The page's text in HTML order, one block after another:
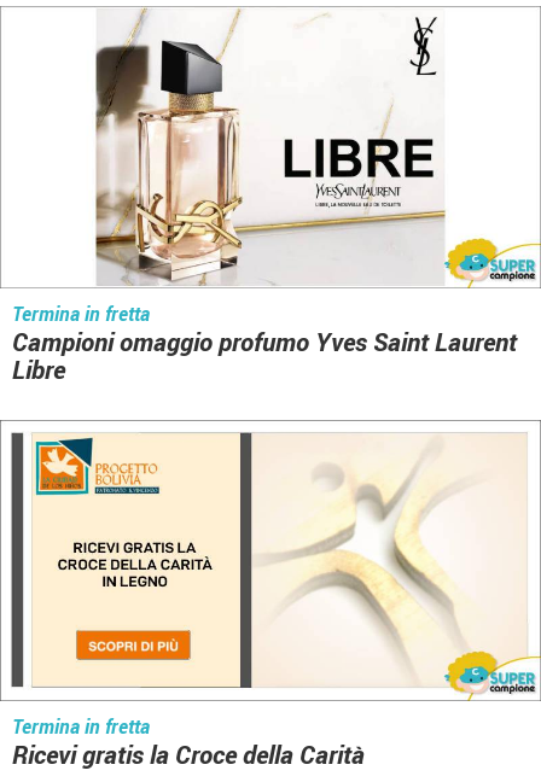
Termina in fretta
Campioni omaggio profumo Yves Saint Laurent
Libre
Termina in fretta
Ricevi gratis la Croce della Carità